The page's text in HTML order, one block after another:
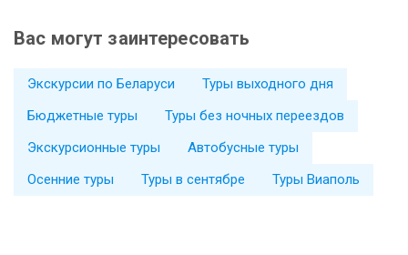
Вас могут заинтересовать
Экскурсии по Беларуси
Туры выходного дня
Бюджетные туры
Туры без ночных переездов
Экскурсионные туры
Автобусные туры
Осенние туры
Туры в сентябре Туры Виаполь